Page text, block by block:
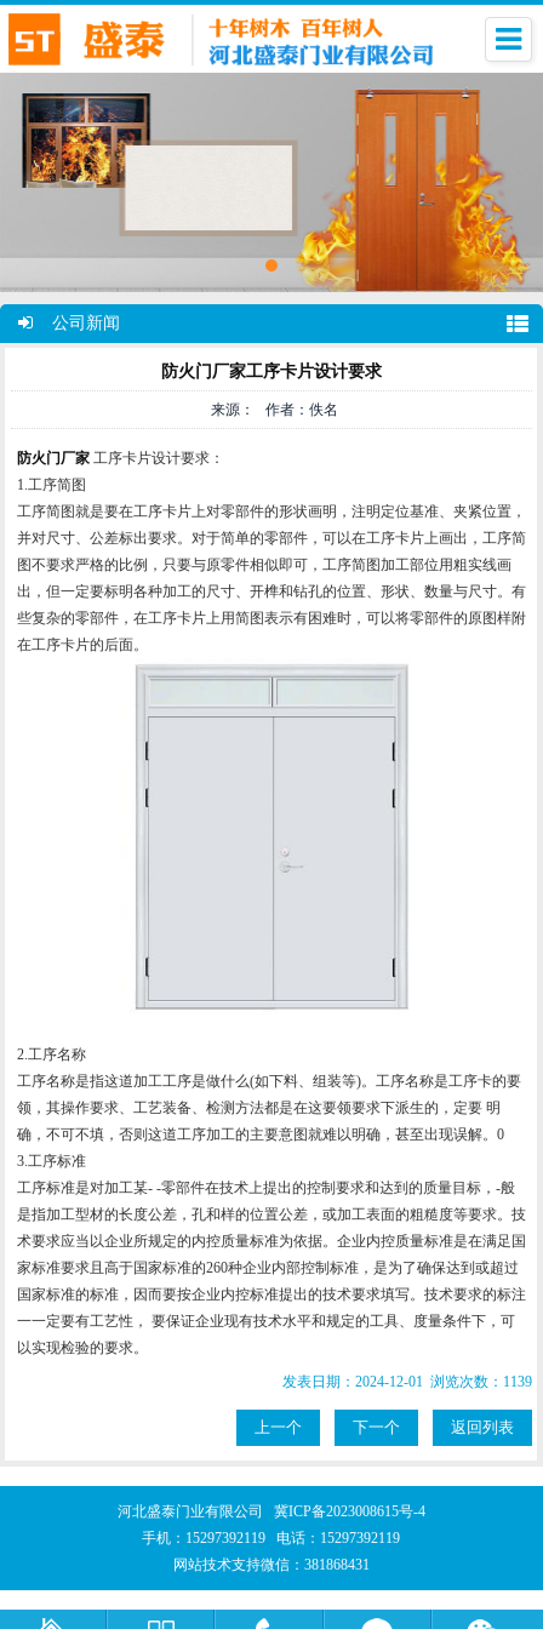
公司新闻
防火门厂家工序卡片设计要求
来源： 作者：佚名
防火门厂家 工序卡片设计要求：
1.工序简图
工序简图就是要在工序卡片上对零部件的形状画明，注明定位基准、夹紧位置，
并对尺寸、公差标出要求。对于简单的零部件，可以在工序卡片上画出，工序简
图不要求严格的比例，只要与原零件相似即可，工序简图加工部位用粗实线画
出，但一定要标明各种加工的尺寸、开榫和钻孔的位置、形状、数量与尺寸。有
些复杂的零部件，在工序卡片上用简图表示有困难时，可以将零部件的原图样附
在工序卡片的后面。
2.工序名称
工序名称是指这道加工工序是做什么(如下料、组装等)。工序名称是工序卡的要
领，其操作要求、工艺装备、检测方法都是在这要领要求下派生的，定要 明
确，不可不填，否则这道工序加工的主要意图就难以明确，甚至出现误解。0
3.工序标准
工序标准是对加工某- -零部件在技术上提出的控制要求和达到的质量目标，-般
是指加工型材的长度公差，孔和样的位置公差，或加工表面的粗糙度等要求。技
术要求应当以企业所规定的内控质量标准为依据。企业内控质量标准是在满足国
家标准要求且高于国家标准的260种企业内部控制标准，是为了确保达到或超过
国家标准的标准，因而要按企业内控标准提出的技术要求填写。技术要求的标注
一一定要有工艺性， 要保证企业现有技术水平和规定的工具、度量条件下，可
以实现检验的要求。
发表日期：2024-12-01 浏览次数：1139
上一个 下一个 返回列表
河北盛泰门业有限公司 冀ICP备2023008615号-4
手机： 15297392119 电话： 15297392119
网站技术支持微信：381868431